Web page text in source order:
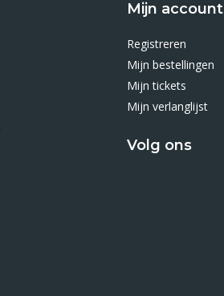
Mijn account
Registreren
Mijn bestellingen
Mijn tickets
Mijn verlanglijst
Volg ons